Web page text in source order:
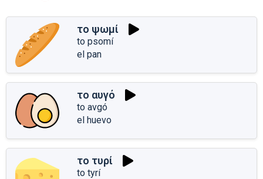
το ψωμί
to psomí
el pan
το αυγό
to avgó
el huevo
το τυρί
to tyrí